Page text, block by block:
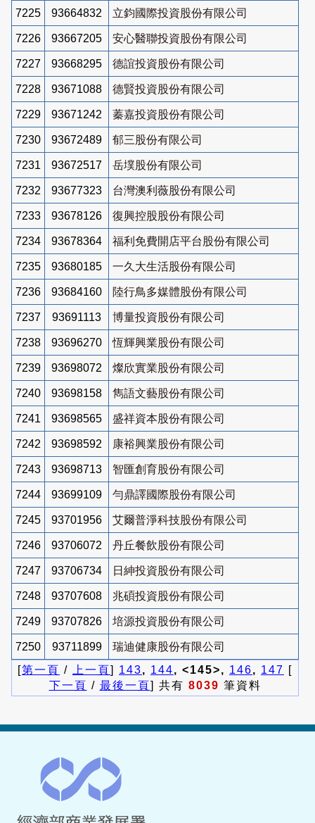
7225 93664832 立鈞國際投資股份有限公司
7226 93667205 安心醫聯投資股份有限公司
7227 93668295 德誼投資股份有限公司
7228 93671088 德賢投資股份有限公司
7229 93671242 蓁嘉投資股份有限公司
7230 93672489 郁三股份有限公司
7231 93672517 岳墣股份有限公司
7232 93677323 台灣澳利薇股份有限公司
7233 93678126 復興控股股份有限公司
7234 93678364 福利免費開店平台股份有限公司
7235 93680185 一久大生活股份有限公司
7236 93684160 陸行鳥多媒體股份有限公司
7237 93691113 博量投資股份有限公司
7238 93696270 恆輝興業股份有限公司
7239 93698072 燦欣實業股份有限公司
7240 93698158 雋語文藝股份有限公司
7241 93698565 盛祥資本股份有限公司
7242 93698592 康裕興業股份有限公司
7243 93698713 智匯創育股份有限公司
7244 93699109 勻鼎譯國際股份有限公司
7245 93701956 艾爾普淨科技股份有限公司
7246 93706072 丹丘餐飲股份有限公司
7247 93706734 日紳投資股份有限公司
7248 93707608 兆碩投資股份有限公司
7249 93707826 培源投資股份有限公司
7250 93711899
瑞迪健康股份有限公司
[第一頁 / 上一頁] 143, 144, <145>, 146, 147 [
下一頁 / 最後一頁] 共有 8039 筆資料